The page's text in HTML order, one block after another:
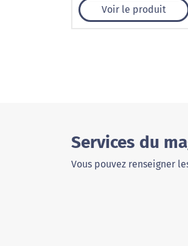
Voir le produit
Services du
Vous pouvez renseigner